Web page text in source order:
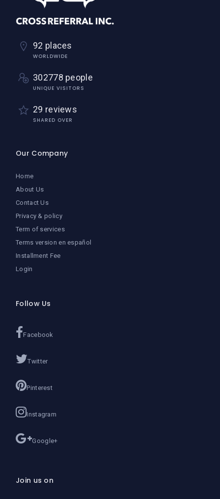
92 places
WORLDWIDE
302778 people
UNIQUE VISITORS
29 reviews
SHARED OVER
Our Company
Home
About Us
Contact Us
Privacy & policy
Term of services
Terms version en español
Installment Fee
Login
Follow Us
Facebook
Twitter
Pinterest
Instagram
Google+
Join us on